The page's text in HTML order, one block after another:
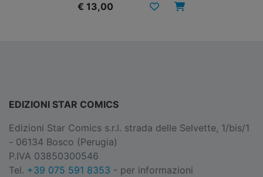
€ 13,00
EDIZIONI STAR COMICS
Edizioni Star Comics s.r.l. strada delle Selvette, 1/bis/1
- 06134 Bosco (Perugia)
P.IVA 03850300546
Tel. +39 075 591 8353 - per informazioni